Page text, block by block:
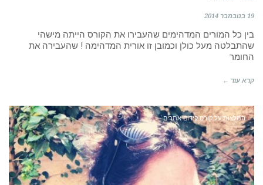
19 בנובמבר 2014
בין כל המורים המדהימים שהעבירו את הקורס הייתה מישהי
שהתבלטה מעל כולן וכמובן זו אורית המדהימה ! שהעבירה את
החומר
קרא עוד ←
המלצות על קורס קידום אתרים